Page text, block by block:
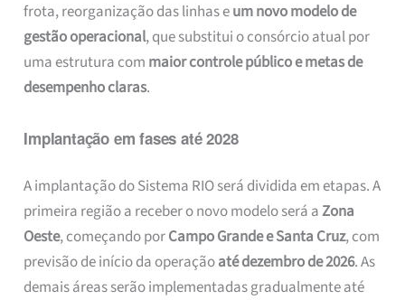
frota, reorganização das linhas eum novo modelo de
gestão operacional, que substitui o consórcio atual por
uma estrutura com maior controle público e metas de
desempenho claras.
Implantação em fases até 2028
A implantação do Sistema RIO será dividida em etapas. A
primeira região a receber o novo modelo será aZona
Oeste, começando porCampo Grande e Santa Cruz, com
previsão de início da operaçãoaté dezembro de 2026. As
demais áreas serão implementadas gradualmente até